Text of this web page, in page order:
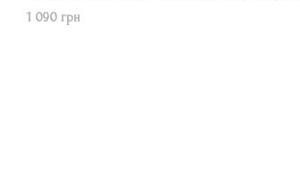
1 090 грн